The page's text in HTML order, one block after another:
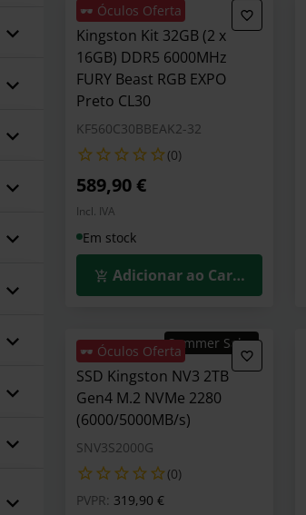
🕶️ Óculos Oferta
Kingston Kit 32GB (2 x
16GB) DDR5 6000MHz
FURY Beast RGB EXPO
Preto CL30
KF560C30BBEAK2-32
(0)
589,90 €
Incl. IVA
Em stock
Adicionar ao Carrinho
🕶️ Óculos OfertaSummer Sales
SSD Kingston NV3 2TB
Gen4 M.2 NVMe 2280
(6000/5000MB/s)
SNV3S2000G
(0)
PVPR: Preço reduzido de
319,90 €para